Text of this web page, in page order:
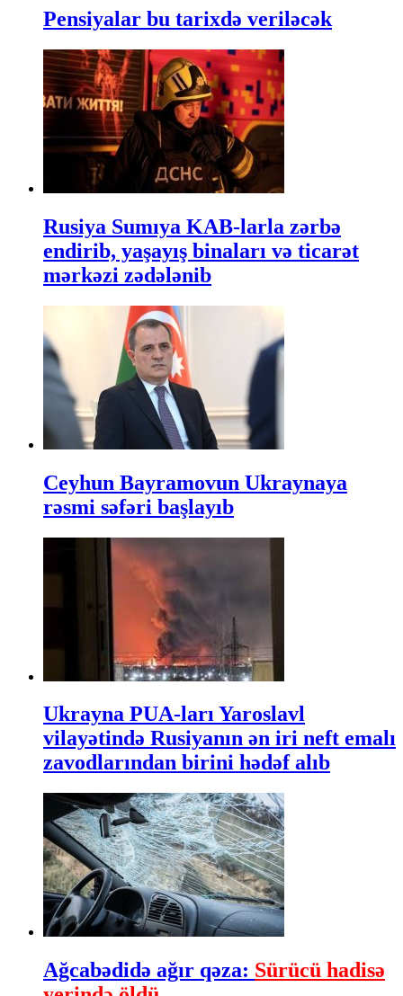
Pensiyalar bu tarixdə veriləcək
Rusiya Sumıya KAB-larla zərbə
endirib, yaşayış binaları və ticarət
mərkəzi zədələnib
Ceyhun Bayramovun Ukraynaya
rəsmi səfəri başlayıb
Ukrayna PUA-ları Yaroslavl
vilayətində Rusiyanın ən iri neft emalı
zavodlarından birini hədəf alıb
Ağcabədidə ağır qəza: Sürücü hadisə